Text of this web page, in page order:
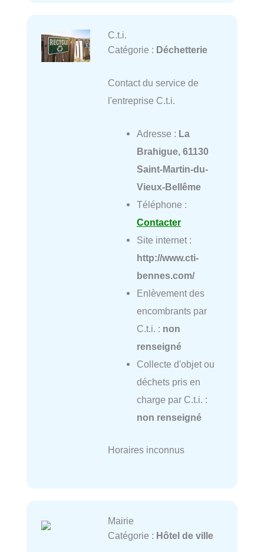
C.t.i.
Catégorie : Déchetterie
Contact du service de
l'entreprise C.t.i.
Adresse : La
Brahigue, 61130
Saint-Martin-du-
Vieux-Bellême
Téléphone :
Contacter
Site internet :
http://www.cti-
bennes.com/
Enlèvement des
encombrants par
C.t.i. : non
renseigné
Collecte d'objet ou
déchets pris en
charge par C.t.i. :
non renseigné
Horaires inconnus
Mairie
Catégorie : Hôtel de ville